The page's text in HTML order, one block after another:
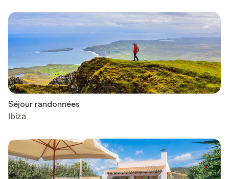
Séjour randonnées
Ibiza